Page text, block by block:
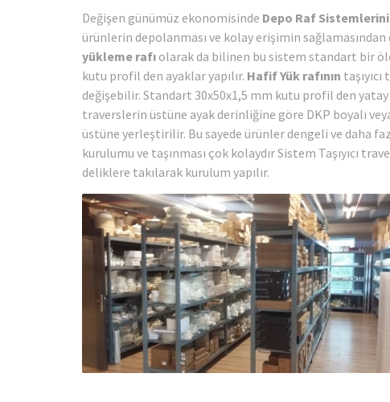
Değişen günümüz ekonomisinde Depo Raf
ürünlerin depolanması ve kolay erişimin
yükleme rafı olarak da bilinen bu sistem standart bir
kutu profil den ayaklar yapılır. Hafif Yük rafının
değişebilir. Standart 30x50x1,5 mm kutu profil den yatay
traverslerin üstüne ayak derinliğine göre DKP boyalı
üstüne yerleştirilir. Bu sayede ürünler dengeli ve daha
kurulumu ve taşınması çok kolaydır Sistem Taşıyıcı
deliklere takılarak kurulum yapılır.